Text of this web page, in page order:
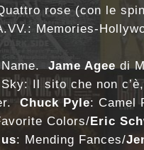
rose (con le
Memories-
Jame Ageedi
Il sito che non
Chuck Pyle: Camel
Colors/Eric
: Mending Fances/